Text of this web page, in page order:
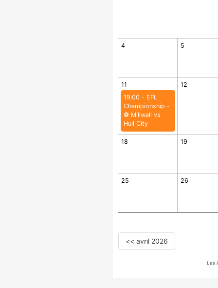
4 5
11
19:00 - EFL
Championship -
⚽️ Millwall vs
Hull City
12
18 19
25 26
<< avril 2026
Les